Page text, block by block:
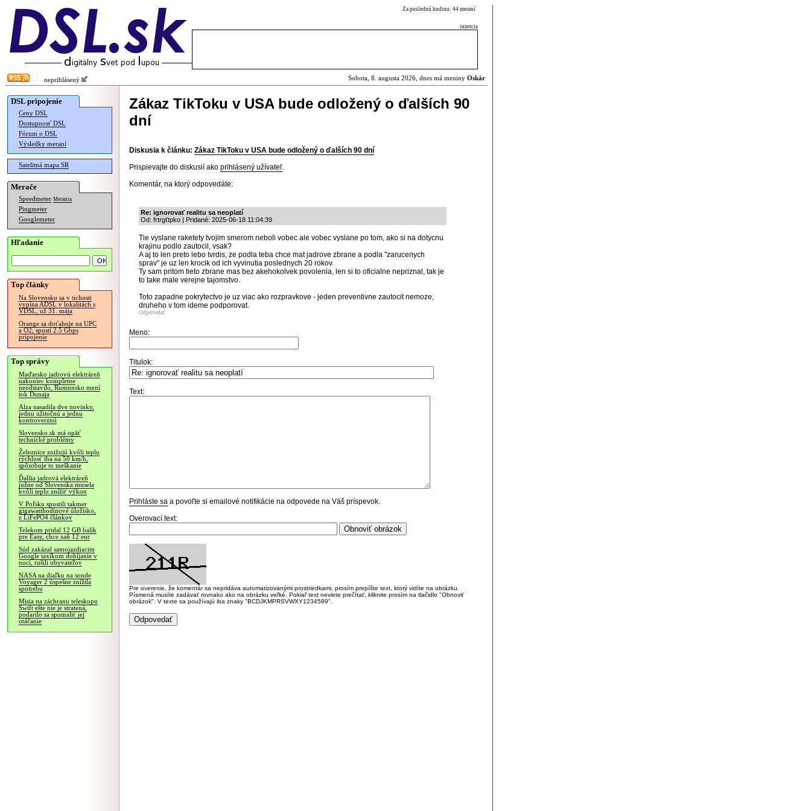
Za poslednú hodinu: 44 meraní
inzercia
neprihlásený Sobota, 8. augusta 2026, dnes má meniny Oskár
DSL pripojenie
Ceny DSL
Dostupnosť DSL
Fórum o DSL
Výsledky meraní
Satelitná mapa SR
Merače
Speedmeter Merania
Pingmeter
Googlemeter
Hľadanie
Top články
Na Slovensku sa v tichosti
vypína ADSL v lokalitách s
VDSL, už 31. mája
Orange sa doťahuje na UPC
a O2, spustí 2.5 Gbps
pripojenie
Top správy
Maďarsko jadrovú elektráreň
nakoniec kompletne
neodstavilo, Rumunsko mení
tok Dunaja
Alza nasadila dve novinky,
jednu užitočnú a jednu
kontroverznú
Slovensko.sk má opäť
technické problémy
Železnice znižujú kvôli teplu
rýchlosť iba na 50 km/h,
spôsobuje to meškanie
Ďalšia jadrová elektráreň
južne od Slovenska musela
kvôli teplu znížiť výkon
V Poľsku spustili takmer
gigawatthodinové úložisko,
z LiFePO4 článkov
Telekom pridal 12 GB balík
pre Easy, chce zaň 12 eur
Súd zakázal samojazdiacim
Google taxíkom dobíjanie v
noci, rušili obyvateľov
NASA na diaľku na sonde
Voyager 2 úspešne znížila
spotrebu
Misia na záchranu teleskopu
Swift ešte nie je stratená,
podarilo sa spomaliť jej
otáčanie
Zákaz TikToku v USA bude odložený o ďalších 90
dní
Diskusia k článku: Zákaz TikToku v USA bude odložený o ďalších 90 dní
Prispievajte do diskusií ako prihlásený užívateľ.
Komentár, na ktorý odpovedáte:
Re: ignorovať realitu sa neoplatí
Od: frtrgťtpko | Pridané: 2025-06-18 11:04:39
Tie vyslane raketety tvojim smerom neboli vobec ale vobec vyslane po tom, ako si na dotycnu
krajinu podlo zautocil, vsak?
A aj to len preto lebo tvrdis, ze podla teba chce mat jadrove zbrane a podla "zarucenych
sprav" je uz len krocik od ich vyvinutia poslednych 20 rokov.
Ty sam pritom tieto zbrane mas bez akehokolvek povolenia, len si to oficialne nepriznal, tak je
to take male verejne tajomstvo.
Toto zapadne pokrytectvo je uz viac ako rozpravkove - jeden preventivne zautocit nemoze,
druheho v tom ideme podporovat.
Odpovedať
Meno:
Titulok:
Text:
Prihláste sa a povoľte si emailové notifikácie na odpovede na Váš príspevok.
Overovací text:
Pre overenie, že komentár sa nepridáva automatizovanými prostriedkami, prosím prepíšte text, ktorý vidíte na obrázku.
Písmená musíte zadávať rovnako ako na obrázku veľké. Pokiaľ text neviete prečítať, kliknite prosím na tlačidlo "Obnoviť
obrázok". V texte sa používajú iba znaky "BCDJKMPRSVWXY1234589".